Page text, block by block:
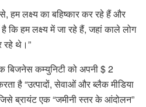
हम लक्ष्य का बहिष्कार कर रहे हैं और
है कि हम लक्ष्य में जा रहे हैं, जहां काले लोग
रहे थे।”
बिजनेस कम्युनिटी को अपनी $ 2
है “उत्पादों, सेवाओं और ब्लैक मीडिया
ब्रायंट एक “जमीनी स्तर के आंदोलन”